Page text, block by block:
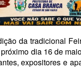
da tradicional
dia 16 de
expositores e